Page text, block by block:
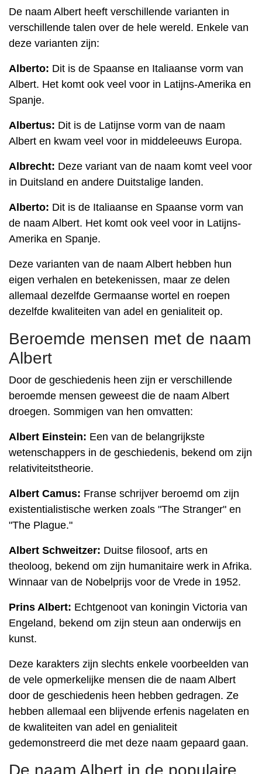
De naam Albert heeft verschillende varianten in
verschillende talen over de hele wereld. Enkele van
deze varianten zijn:
Alberto: Dit is de Spaanse en Italiaanse vorm van
Albert. Het komt ook veel voor in Latijns-Amerika en
Spanje.
Albertus: Dit is de Latijnse vorm van de naam
Albert en kwam veel voor in middeleeuws Europa.
Albrecht: Deze variant van de naam komt veel voor
in Duitsland en andere Duitstalige landen.
Alberto: Dit is de Italiaanse en Spaanse vorm van
de naam Albert. Het komt ook veel voor in Latijns-
Amerika en Spanje.
Deze varianten van de naam Albert hebben hun
eigen verhalen en betekenissen, maar ze delen
allemaal dezelfde Germaanse wortel en roepen
dezelfde kwaliteiten van adel en genialiteit op.
Beroemde mensen met de naam
Albert
Door de geschiedenis heen zijn er verschillende
beroemde mensen geweest die de naam Albert
droegen. Sommigen van hen omvatten:
Albert Einstein: Een van de belangrijkste
wetenschappers in de geschiedenis, bekend om zijn
relativiteitstheorie.
Albert Camus: Franse schrijver beroemd om zijn
existentialistische werken zoals "The Stranger" en
"The Plague."
Albert Schweitzer: Duitse filosoof, arts en
theoloog, bekend om zijn humanitaire werk in Afrika.
Winnaar van de Nobelprijs voor de Vrede in 1952.
Prins Albert: Echtgenoot van koningin Victoria van
Engeland, bekend om zijn steun aan onderwijs en
kunst.
Deze karakters zijn slechts enkele voorbeelden van
de vele opmerkelijke mensen die de naam Albert
door de geschiedenis heen hebben gedragen. Ze
hebben allemaal een blijvende erfenis nagelaten en
de kwaliteiten van adel en genialiteit
gedemonstreerd die met deze naam gepaard gaan.
De naam Albert in de populaire